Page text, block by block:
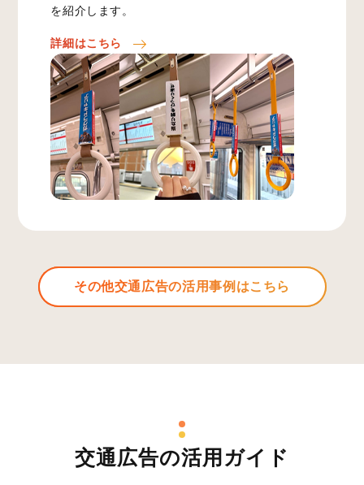
を紹介します。
詳細はこちら
その他交通広告の活用事例はこちら
交通広告の活用ガイド